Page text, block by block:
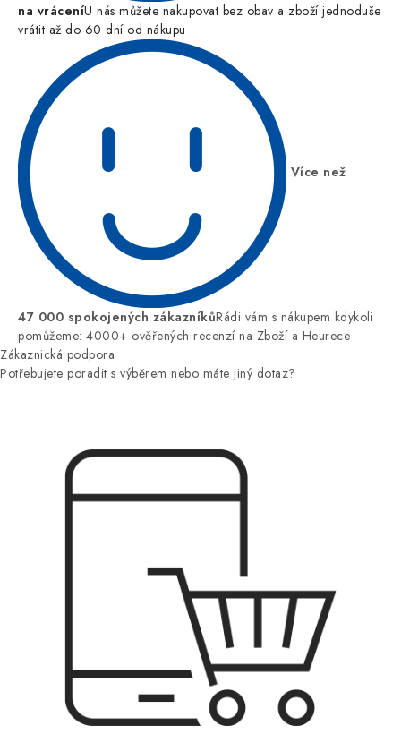
na vráceníU nás můžete nakupovat bez obav a zboží jednoduše
vrátit až do 60 dní od nákupu
Více než
47 000 spokojených zákazníkůRádi vám s nákupem kdykoli
pomůžeme: 4000+ ověřených recenzí na Zboží a Heurece
Zákaznická podpora
Potřebujete poradit s výběrem nebo máte jiný dotaz?